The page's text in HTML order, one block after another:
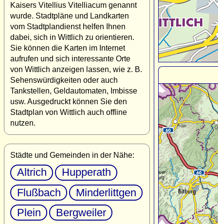
Kaisers Vitellius Vitelliacum genannt
wurde. Stadtpläne und Landkarten
vom Stadtplandienst helfen Ihnen
dabei, sich in Wittlich zu orientieren.
Sie können die Karten im Internet
aufrufen und sich interessante Orte
von Wittlich anzeigen lassen, wie z. B.
Sehenswürdigkeiten oder auch
Tankstellen, Geldautomaten, Imbisse
usw. Ausgedruckt können Sie den
Stadtplan von Wittlich auch offline
nutzen.
Städte und Gemeinden in der Nähe:
Altrich
Hupperath
Flußbach
Minderlittgen
Plein
Bergweiler